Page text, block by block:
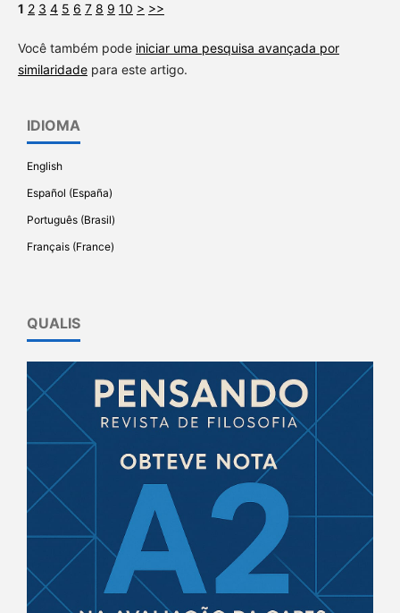
1 2 3 4 5 6 7 8 9 10 > >>
Você também pode iniciar uma pesquisa avançada por
similaridadepara este artigo.
IDIOMA
English
Español (España)
Português (Brasil)
Français (France)
QUALIS